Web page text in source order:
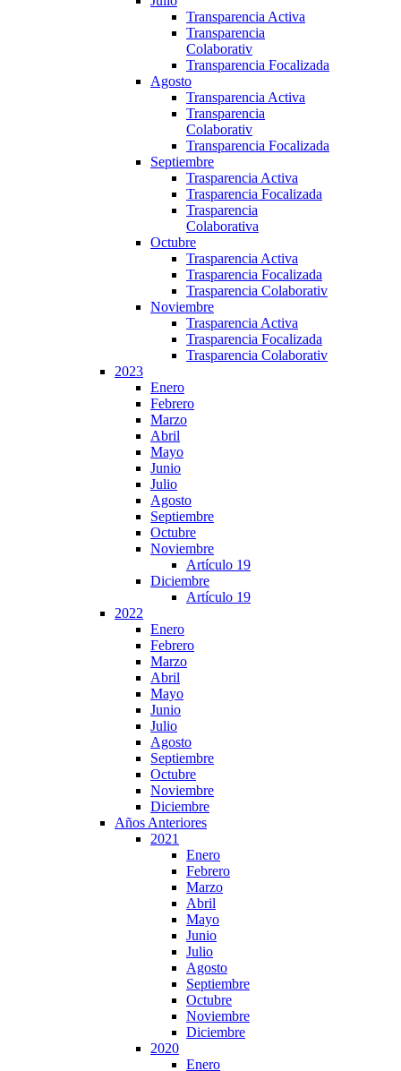
Transparencia Activa
Transparencia
Colaborativ
Transparencia Focalizada
Agosto
Transparencia Activa
Transparencia
Colaborativ
Transparencia Focalizada
Septiembre
Trasparencia Activa
Trasparencia Focalizada
Trasparencia
Colaborativa
Octubre
Trasparencia Activa
Trasparencia Focalizada
Trasparencia Colaborativ
Noviembre
Trasparencia Activa
Trasparencia Focalizada
Trasparencia Colaborativ
2023
Enero
Febrero
Marzo
Abril
Mayo
Junio
Julio
Agosto
Septiembre
Octubre
Noviembre
Artículo 19
Diciembre
Artículo 19
2022
Enero
Febrero
Marzo
Abril
Mayo
Junio
Julio
Agosto
Septiembre
Octubre
Noviembre
Diciembre
Años Anteriores
2021
Enero
Febrero
Marzo
Abril
Mayo
Junio
Julio
Agosto
Septiembre
Octubre
Noviembre
Diciembre
2020
Enero